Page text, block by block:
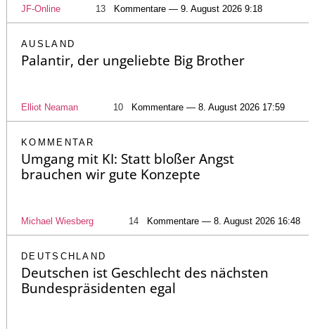
JF-Online 13 Kommentare — 9. August 2026 9:18
AUSLAND
Palantir, der ungeliebte Big Brother
Elliot Neaman 10 Kommentare — 8. August 2026 17:59
KOMMENTAR
Umgang mit KI: Statt bloßer Angst
brauchen wir gute Konzepte
Michael Wiesberg 14 Kommentare — 8. August 2026 16:48
DEUTSCHLAND
Deutschen ist Geschlecht des nächsten
Bundespräsidenten egal